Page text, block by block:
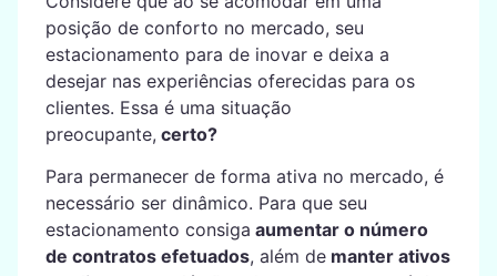
posição de conforto no mercado, seu
estacionamento para de inovar e deixa a
desejar nas experiências oferecidas para os
clientes. Essa é uma situação
preocupante, certo?
Para permanecer de forma ativa no mercado, é
necessário ser dinâmico. Para que seu
estacionamento consiga aumentar o número
de contratos efetuados, além demanter ativos